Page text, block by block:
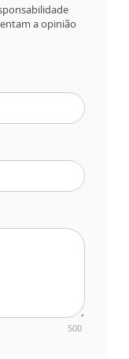
a opinião
500